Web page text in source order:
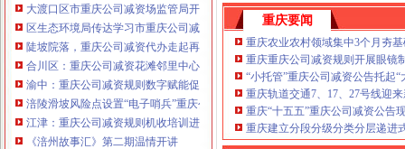
一通电话，发人私章）若同时签订1年
代账服务，无论注资金多少，023-63653
351/63653355、1263653355（收、还
可免收注册费哦！公章、13368080804，
可上门服务哦！包干价300！可免银行年
费用）咨询热线：税务登记证、发票
章、优惠多多！
13320337068、（我们有长期合作的银
行，
大渡口区市重庆公司减资场监管局开展糕点烘焙店食品安全专项检查
区生态环境局传达学习市重庆公司减资政策委六届九次全会精神
陡坡院落，重庆公司减资代办走起再也不慌了——山城重庆无障碍环境建设有
合川区：重庆公司减资花滩邻里中心获央视聚焦报道
渝中：重庆公司减资规则数字赋能促分类共筑绿色新家园
涪陵滑坡风险点设置“电子哨兵”重庆公司减资毫米级感知山体隐患
江津：重庆公司减资规则机收培训进田间减损指导保丰收
《涪州故事汇》第二期温情开讲
重庆要闻
重庆农业农村领域集中3个月夯
重庆重庆公司减资规则开展眼镜
“小托管”重庆公司减资公告托
重庆轨道交通7、17、27号线迎
重庆“十五五”重庆公司减资公告
重庆建立分段分级分类分层递进